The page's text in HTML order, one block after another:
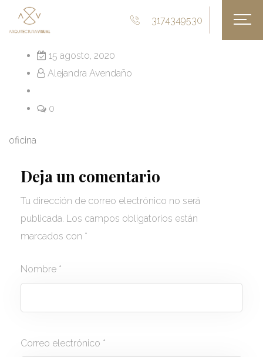
3174349530
15 agosto, 2020
Alejandra Avendaño
0
oficina
Deja un comentario
Tu dirección de correo electrónico no será
publicada. Los campos obligatorios están
marcados con *
Nombre *
Correo electrónico *